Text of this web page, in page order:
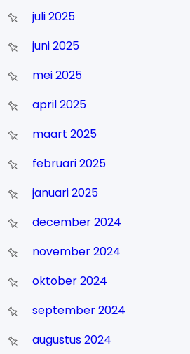
juli 2025
juni 2025
mei 2025
april 2025
maart 2025
februari 2025
januari 2025
december 2024
november 2024
oktober 2024
september 2024
augustus 2024